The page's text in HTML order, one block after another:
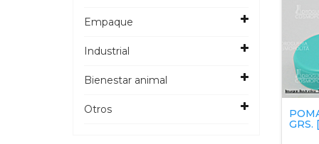
GRS.
Empaque
Industrial
Bienestar animal
Otros